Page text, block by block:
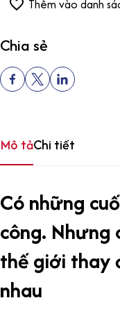
Thêm vào danh
Chia sẻ
Mô tảChi tiết
Có những
công. Nhưng
thế giới thay
nhau